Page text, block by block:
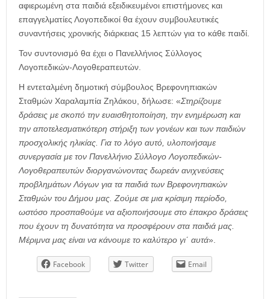
αφιερωμένη στα παιδιά εξειδικευμένοι επιστήμονες και
επαγγελματίες Λογοπεδικοί θα έχουν συμβουλευτικές
συναντήσεις χρονικής διάρκειας 15 λεπτών για το κάθε παιδί.
Τον συντονισμό θα έχει ο Πανελλήνιος Σύλλογος
Λογοπεδικών-Λογοθεραπευτών.
Η εντεταλμένη δημοτική σύμβουλος Βρεφονηπιακών
Σταθμών Χαραλαμπία Ζηλάκου, δήλωσε: «Στηρίζουμε
δράσεις με σκοπό την ευαισθητοποίηση, την ενημέρωση και
την αποτελεσματικότερη στήριξη των γονέων και των παιδιών
προσχολικής ηλικίας. Για το λόγο αυτό, υλοποιήσαμε
συνεργασία με τον Πανελλήνιο Σύλλογο Λογοπεδικών-
Λογοθεραπευτών διοργανώνοντας δωρεάν ανιχνεύσεις
προβλημάτων Λόγων για τα παιδιά των Βρεφονηπιακών
Σταθμών του Δήμου μας. Ζούμε σε μια κρίσιμη περίοδο,
ωστόσο προσπαθούμε να αξιοποιήσουμε στο έπακρο δράσεις
που έχουν τη δυνατότητα να προσφέρουν στα παιδιά μας.
Μέριμνα μας είναι να κάνουμε το καλύτερο γι΄ αυτά».
Facebook Twitter Email